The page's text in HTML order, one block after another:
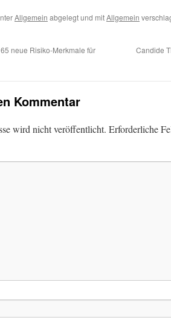
Allgemein abgelegt und mitAllgemein
neue Risiko-Merkmale für
Candide
Kommentar
wird nicht veröffentlicht. Erforderliche